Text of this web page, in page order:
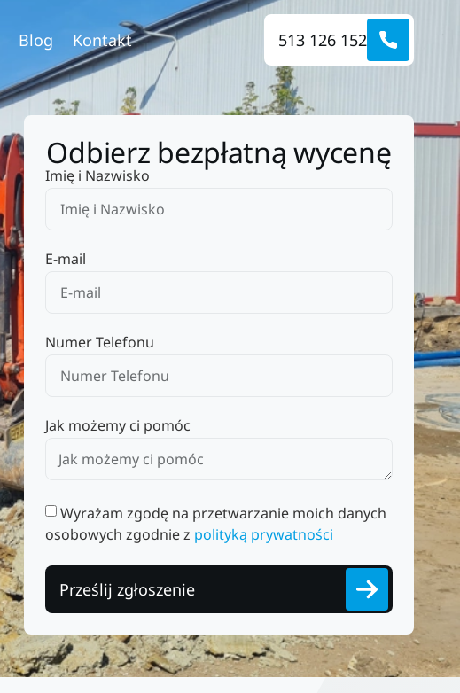
Blog Kontakt 513 126 152
Odbierz bezpłatną wycenę
Imię i Nazwisko
E-mail
Numer Telefonu
Jak możemy ci pomóc
Wyrażam zgodę na przetwarzanie moich danych
osobowych zgodnie z polityką prywatności
Prześlij zgłoszenie